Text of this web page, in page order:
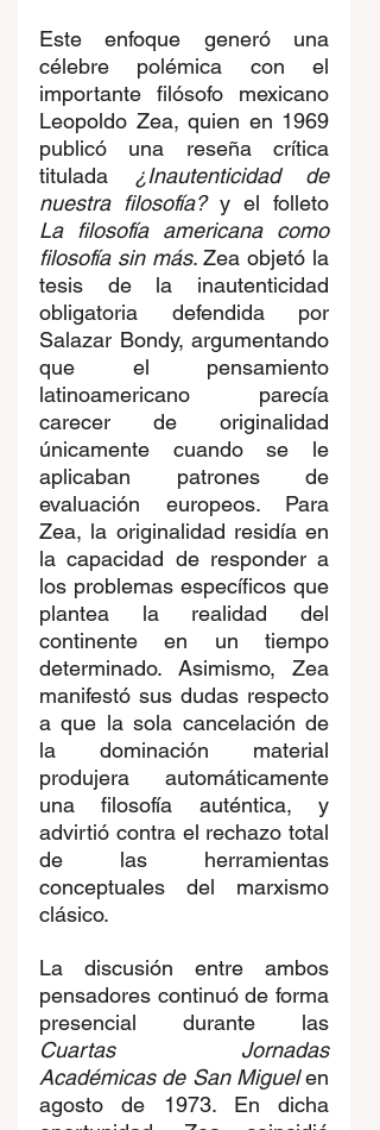
Este enfoque generó una
célebre polémica con el
importante filósofo mexicano
Leopoldo Zea, quien en 1969
publicó una reseña crítica
titulada ¿Inautenticidad de
nuestra filosofía?
La filosofía americana como
filosofía sin más. Zea objetó la
tesis de la inautenticidad
obligatoria defendida por
Salazar Bondy, argumentando
que el pensamiento
latinoamericano parecía
carecer de originalidad
únicamente cuando se le
aplicaban patrones de
evaluación europeos. Para
Zea, la originalidad residía en
la capacidad de responder a
los problemas específicos que
plantea la realidad del
continente en un tiempo
determinado. Asimismo, Zea
manifestó sus dudas respecto
a que la sola cancelación de
la dominación material
produjera automáticamente
una filosofía auténtica, y
advirtió contra el rechazo total
de las herramientas
conceptuales del marxismo
clásico.
La discusión entre ambos
pensadores continuó de forma
Cuartas Jornadas
Académicas de San Miguel en
agosto de 1973. En dicha